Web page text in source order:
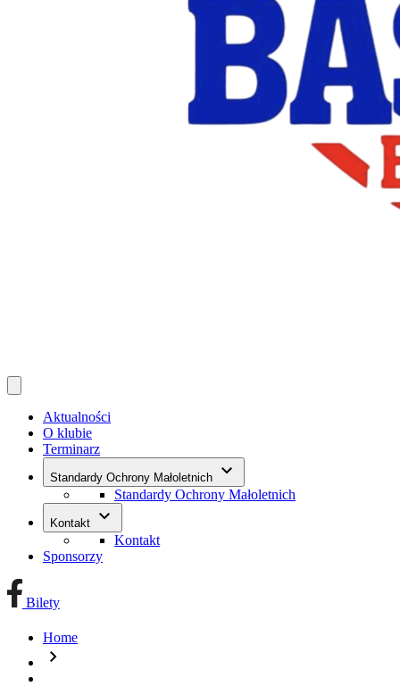
Aktualności
O klubie
Terminarz
Standardy Ochrony Małoletnich keyboard_arrow_down
Standardy Ochrony Małoletnich
Kontakt keyboard_arrow_down
Kontakt
Sponsorzy
Bilety
Home
chevron_right